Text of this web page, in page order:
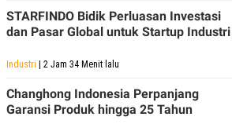
STARFINDO Bidik Perluasan Investasi
dan Pasar Global untuk Startup Industri
Industri | 2 Jam 34 Menit lalu
Changhong Indonesia Perpanjang
Garansi Produk hingga 25 Tahun